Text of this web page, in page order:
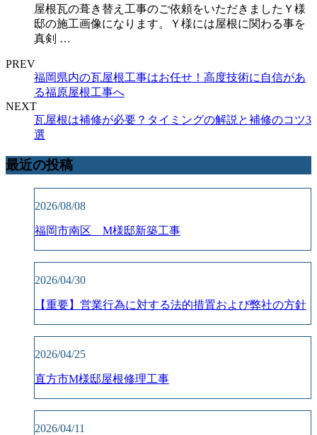
屋根瓦の葺き替え工事のご依頼をいただきましたＹ様
邸の施工画像になります。Ｙ様には屋根に関わる事を
真剣 …
PREV
福岡県内の瓦屋根工事はお任せ！高度技術に自信があ
る福原屋根工事へ
NEXT
瓦屋根は補修が必要？タイミングの解説と補修のコツ3
選
最近の投稿
2026/08/08
福岡市南区 M様邸新築工事
2026/04/30
【重要】営業行為に対する法的措置および弊社の方針
2026/04/25
直方市M様邸屋根修理工事
2026/04/11